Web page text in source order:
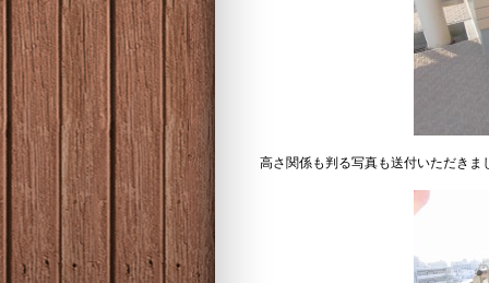
高さ関係も判る写真も送付いただきま